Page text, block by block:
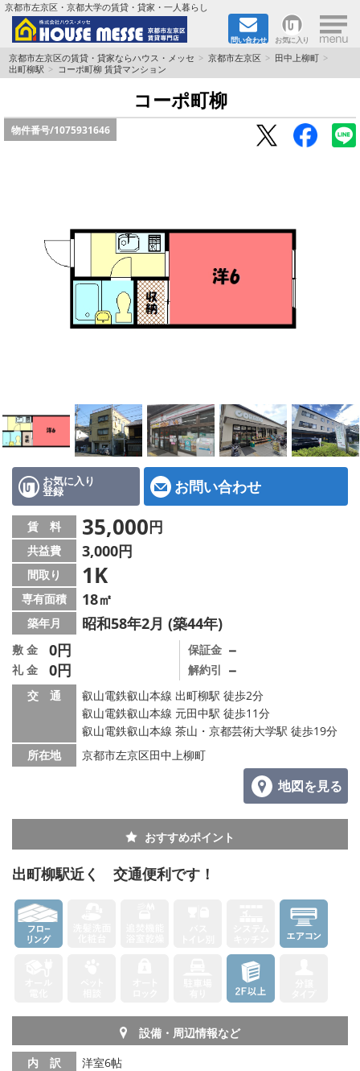
京都市左京区・京都大学の賃貸・貸家・一人暮らし
問い合わせ お気に入り ×
TOPページ
地域から検索
家族で住むならマンション？賃家？
一人暮らしの物件特集
ペット相談OKの賃貸！
ハウスメーカー施工特集！
路線·駅から探す
IT重説について
スタッフ紹介
賃貸管理の北白川店
店舗情報·アクセス
会社概要
メールでお問い合わせ
京都市左京区の賃貸・貸家ならハウス・メッセ 京都市左京区
田中上柳町
出町柳駅
コーポ町柳 賃貸マンション
コーポ町柳
物件番号/1075931646
お気に入り
登録 お問い合わせ
賃 料 35,000円
共益費 3,000円
間取り 1K
専有面積 18㎡
築年月 昭和58年2月 (築44年)
敷 金 0円
礼 金 0円
保証金 －
解約引 －
交 通
叡山電鉄叡山本線 出町柳駅 徒歩2分
叡山電鉄叡山本線 元田中駅 徒歩11分
叡山電鉄叡山本線 茶山・京都芸術大学駅 徒歩19分
所在地
京都市左京区田中上柳町
地図を見る
おすすめポイント
出町柳駅近く 交通便利です！
設備・周辺情報など
内 訳
洋室6帖